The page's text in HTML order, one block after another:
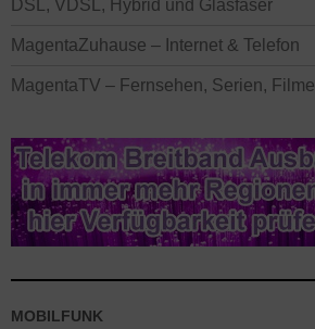
DSL, VDSL, Hybrid und Glasfaser
MagentaZuhause – Internet & Telefon
MagentaTV – Fernsehen, Serien, Filme
MOBILFUNK